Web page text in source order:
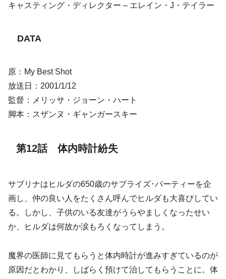
キャスティング・ディレクター – エレイン・J・テイラー
DATA
原：My Best Shot
放送日：2001/1/12
監督：メリッサ・ジョーン・ハート
脚本：スザンヌ・ギャンガースキー
第12話 体内時計紛失
サブリナはヒルダの650歳のサプライズ･パーティーを企
画し、仲の良い人をたくさん呼んでヒルダも大喜びしてい
る。しかし、子供のいる友達がうらやましくなったせい
か、ヒルダは何故か涙もろくなってしまう。
魔界の医師に見てもらうと体内時計が進みすぎているのが
原因だとわかり、しばらく預けて治してもらうことに。体